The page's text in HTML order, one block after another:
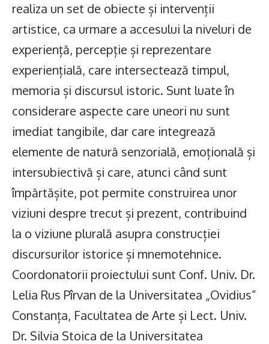
realiza un set de obiecte și intervenții
artistice, ca urmare a accesului la niveluri de
experiență, percepție și reprezentare
experiențială, care intersectează timpul,
memoria și discursul istoric. Sunt luate în
considerare aspecte care uneori nu sunt
imediat tangibile, dar care integrează
elemente de natură senzorială, emoțională și
intersubiectivă și care, atunci când sunt
împărtășite, pot permite construirea unor
viziuni despre trecut și prezent, contribuind
la o viziune plurală asupra construcției
discursurilor istorice și mnemotehnice.
Coordonatorii proiectului sunt Conf. Univ. Dr.
Lelia Rus Pîrvan de la Universitatea „Ovidius”
Constanța, Facultatea de Arte și Lect. Univ.
Dr. Silvia Stoica de la Universitatea